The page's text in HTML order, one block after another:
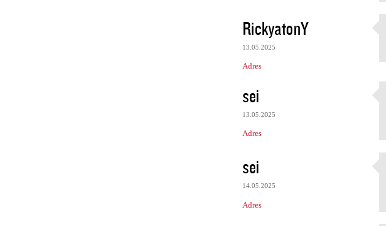
RickyatonY
13.05.2025
Adres
sei
13.05.2025
Adres
sei
14.05.2025
Adres